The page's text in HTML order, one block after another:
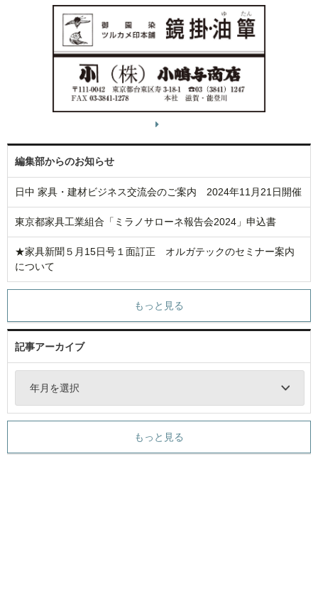
編集部からのお知らせ
日中 家具・建材ビジネス交流会のご案内 2024年11月21日開催
東京都家具工業組合「ミラノサローネ報告会2024」申込書
★家具新聞５月15日号１面訂正 オルガテックのセミナー案内
について
もっと見る
記事アーカイブ
年月を選択
もっと見る